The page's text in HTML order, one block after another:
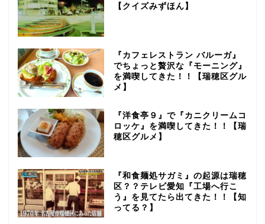
【クイズみずほん】
『カフェレストラン バルーガ』
でちょっと贅沢な『モーニング』
を満喫してきた！！【瑞穂区グル
メ】
『洋食亭９』で『カニクリームコ
ロッケ』を満喫してきた！！【瑞
穂区グルメ】
『和食麺処サガミ』の起源は瑞穂
区？？テレビ愛知『工場へ行こ
う』を見てたら出てきた！！【知
ってる？】